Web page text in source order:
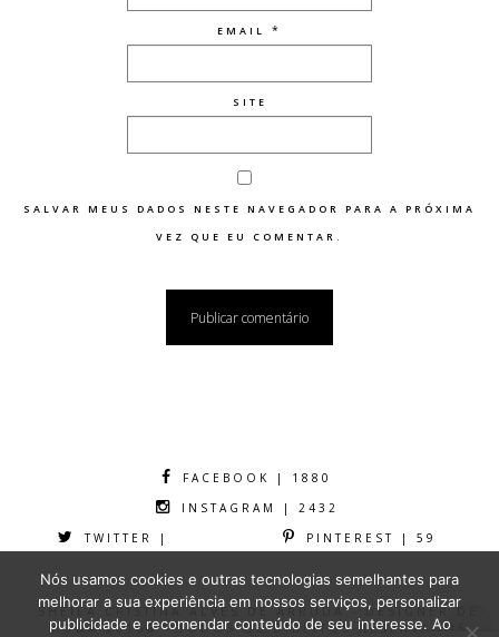
EMAIL *
SITE
SALVAR MEUS DADOS NESTE NAVEGADOR PARA A PRÓXIMA
VEZ QUE EU COMENTAR.
FACEBOOK | 1880
INSTAGRAM | 2432
TWITTER |
PINTEREST | 59
SHEILA CRISTINA ALVES DE ARRUDA - DESIGNER DE
MODA 2016® - TODOS OS DIREITOS RESERVADOS
Nós usamos cookies e outras tecnologias semelhantes para
melhorar a sua experiência em nossos serviços, personalizar
publicidade e recomendar conteúdo de seu interesse. Ao